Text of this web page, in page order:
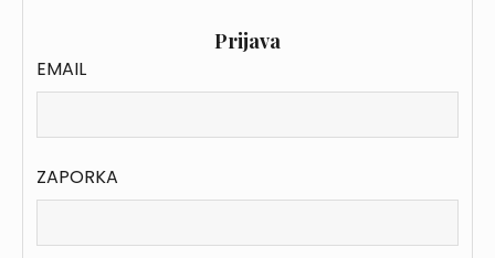
Prijava
EMAIL
ZAPORKA